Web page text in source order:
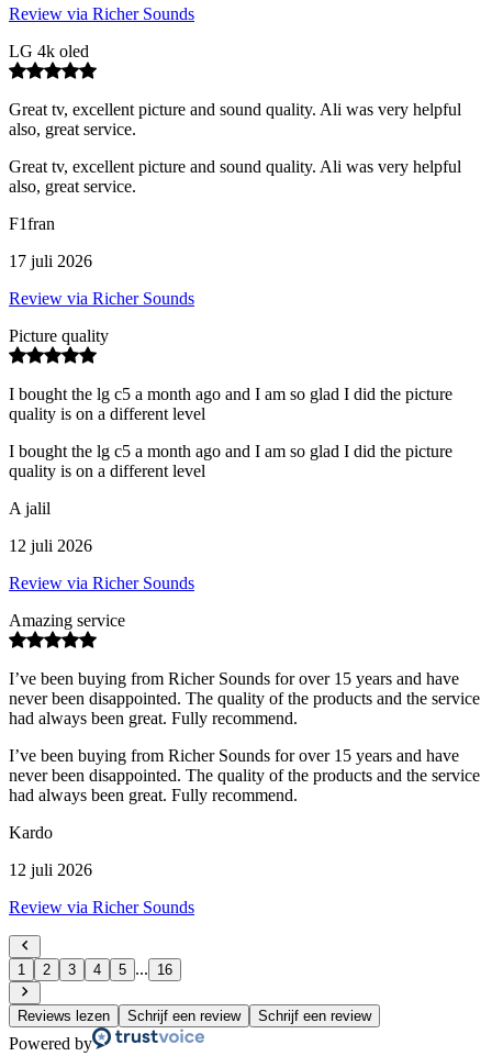
Review via Richer Sounds
LG 4k oled
Great tv, excellent picture and sound quality. Ali was very helpful
also, great service.
Great tv, excellent picture and sound quality. Ali was very helpful
also, great service.
F1fran
17 juli 2026
Review via Richer Sounds
Picture quality
I bought the lg c5 a month ago and I am so glad I did the picture
quality is on a different level
I bought the lg c5 a month ago and I am so glad I did the picture
quality is on a different level
A jalil
12 juli 2026
Review via Richer Sounds
Amazing service
I’ve been buying from Richer Sounds for over 15 years and have
never been disappointed. The quality of the products and the service
had always been great. Fully recommend.
I’ve been buying from Richer Sounds for over 15 years and have
never been disappointed. The quality of the products and the service
had always been great. Fully recommend.
Kardo
12 juli 2026
Review via Richer Sounds
1 2 3 4 5 ... 16
Reviews lezen Schrijf een review Schrijf een review
Powered by